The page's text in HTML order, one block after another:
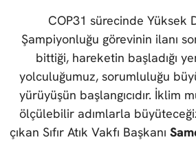
COP31 sürecinde Yüksek
Şampiyonluğu görevinin ilanı
bittiği, hareketin başladığı
yolculuğumuz, sorumluluğu
yürüyüşün başlangıcıdır. İklim
ölçülebilir adımlarla
çıkan Sıfır Atık Vakfı Başkanı